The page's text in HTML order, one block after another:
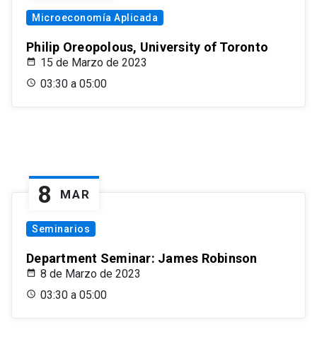
Microeconomía Aplicada
Philip Oreopolous, University of Toronto
15 de Marzo de 2023
03:30 a 05:00
8 MAR
Seminarios
Department Seminar: James Robinson
8 de Marzo de 2023
03:30 a 05:00